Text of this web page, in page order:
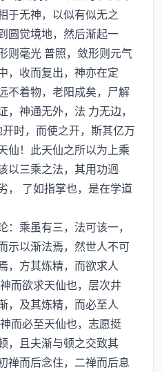
于无神，以似有似无之
圆觉境地，然后渐起一
则毫光 普照，敛形则元气
，收而复出，神亦在定
不着物，老阳成矣，尸解
神通无外，法 力无边，
时，而使之开，斯其亿万
仙！此天仙之所以为上乘
以三乘之法，其用功迥
， 了如指掌也，是在学道
乘虽有三，法可该一，
示以渐法焉，然世人不可
，方其炼精，而欲求人
而欲求天仙也，层次井
，及其炼精，而必至人
而必至天仙也，志愿挺
，且夫渐与顿之交致其
禅而后念住，二禅而后息